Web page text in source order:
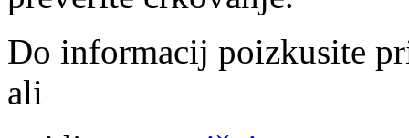
Do informacij poizkusite
ali